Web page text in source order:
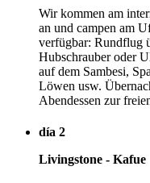
Wir kommen am
an und campen am
verfügbar: Rundflug
Hubschrauber oder
auf dem Sambesi,
Löwen usw.
Abendessen zur
día 2
Livingstone - Kafue